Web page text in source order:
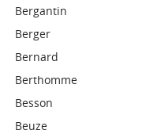
Bergantin
Berger
Bernard
Berthomme
Besson
Beuze